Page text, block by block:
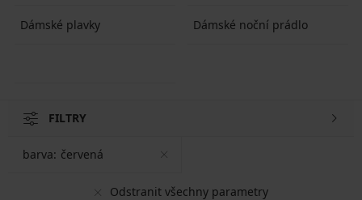
Dámské plavky Dámské noční prádlo
FILTRY
Odstranit všechny parametry
barva: červená